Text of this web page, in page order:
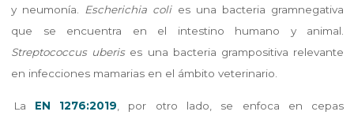
y neumonía.
Escherichia colies una bacteria gramnegativa
que se encuentra en el intestino humano y animal.
Streptococcus uberises una bacteria grampositiva relevante
en infecciones mamarias en el ámbito veterinario.
La EN 1276:2019 , por otro lado, se enfoca en cepas